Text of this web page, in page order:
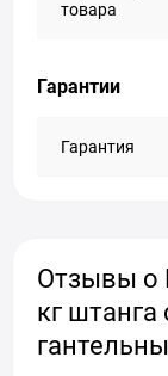
товара
Гарантии
Гарантия
Отзывы о
кг